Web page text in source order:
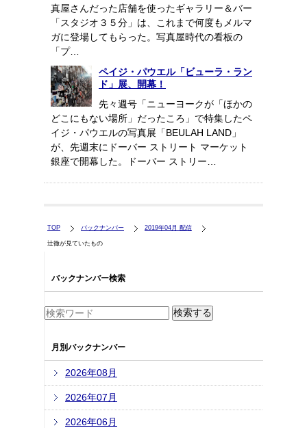
真屋さんだった店舗を使ったギャラリー＆バー
「スタジオ３５分」は、これまで何度もメルマ
ガに登場してもらった。写真屋時代の看板の
「プ…
ペイジ・パウエル「ビューラ・ラン
ド」展、開幕！
先々週号「ニューヨークが「ほかの
どこにもない場所」だったころ」で特集したペ
イジ・パウエルの写真展「BEULAH LAND」
が、先週末にドーバー ストリート マーケット
銀座で開幕した。ドーバー ストリー…
TOP バックナンバー 2019年04月 配信
辻徹が見ていたもの
バックナンバー検索
月別バックナンバー
2026年08月
2026年07月
2026年06月